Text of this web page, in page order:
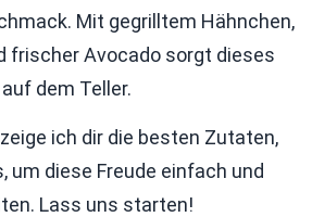
Mit gegrilltem Hähnchen,
frischer Avocado sorgt dieses
dem Teller.
ich dir die besten Zutaten,
um diese Freude einfach und
Lass uns starten!